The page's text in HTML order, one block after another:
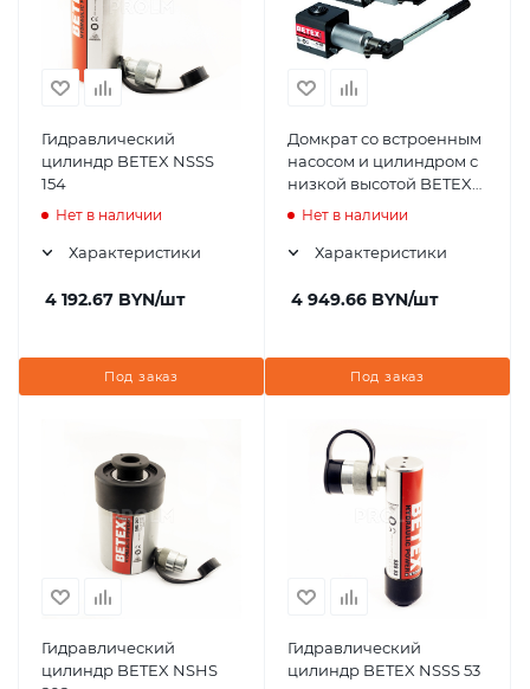
Гидравлический
цилиндр BETEX NSSS
154
Нет в наличии
Характеристики
4 192.67 BYN/шт
Под заказ
Домкрат со встроенным
насосом и цилиндром с
низкой высотой BETEX
CJ 100
Нет в наличии
Характеристики
4 949.66 BYN/шт
Под заказ
Гидравлический
цилиндр BETEX NSHS
Гидравлический
цилиндр BETEX NSSS 53